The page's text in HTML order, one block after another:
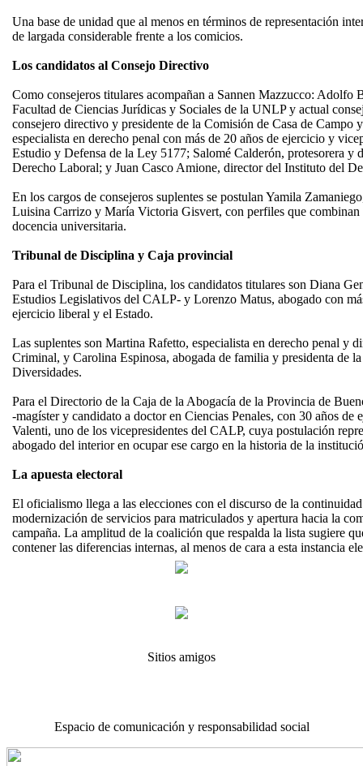
Una base de unidad que al menos en términos de representación
de largada considerable frente a los comicios.
Los candidatos al Consejo Directivo
Como consejeros titulares acompañan a Sannen Mazzucco: Adolfo
Facultad de Ciencias Jurídicas y Sociales de la UNLP y actual
consejero directivo y presidente de la Comisión de Casa de Campo
especialista en derecho penal con más de 20 años de ejercicio y
Estudio y Defensa de la Ley 5177; Salomé Calderón, protesorera y
Derecho Laboral; y Juan Casco Amione, director del Instituto del
En los cargos de consejeros suplentes se postulan Yamila
Luisina Carrizo y María Victoria Gisvert, con perfiles que
docencia universitaria.
Tribunal de Disciplina y Caja provincial
Para el Tribunal de Disciplina, los candidatos titulares son Diana
Estudios Legislativos del CALP- y Lorenzo Matus, abogado con
ejercicio liberal y el Estado.
Las suplentes son Martina Rafetto, especialista en derecho penal y
Criminal, y Carolina Espinosa, abogada de familia y presidenta de
Diversidades.
Para el Directorio de la Caja de la Abogacía de la Provincia de
-magíster y candidato a doctor en Ciencias Penales, con 30 años
Valenti, uno de los vicepresidentes del CALP, cuya postulación
abogado del interior en ocupar ese cargo en la historia de la
La apuesta electoral
El oficialismo llega a las elecciones con el discurso de la
modernización de servicios para matriculados y apertura hacia la
campaña. La amplitud de la coalición que respalda la lista sugiere
contener las diferencias internas, al menos de cara a esta instancia
Sitios amigos
Espacio de comunicación y responsabilidad social